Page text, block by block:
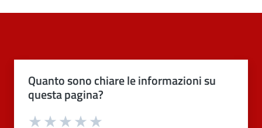
Quanto sono chiare le informazioni su
questa pagina?
Valuta 4 stelle su 5
Valuta 3 stelle su 5
Valuta 2 stelle su 5
Valuta 1 stelle su 5